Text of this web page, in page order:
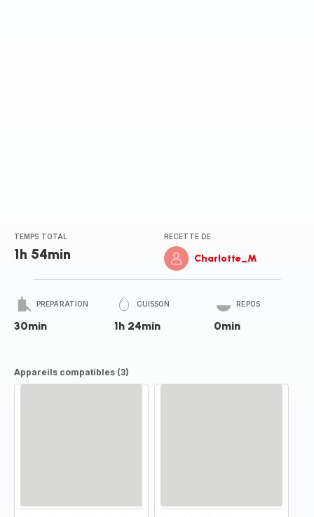
TEMPS TOTAL
1h 54min
RECETTE DE
Charlotte_M
PRÉPARATION
30min
CUISSON
1h 24min
REPOS
0min
Appareils compatibles (3)